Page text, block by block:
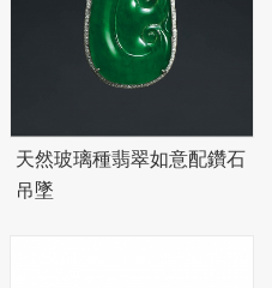
天然玻璃種翡翠如意配鑽石
吊墜